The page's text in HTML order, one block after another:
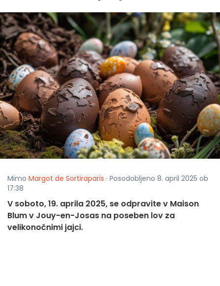
Mimo Margot de Sortiraparis · Posodobljeno 8. april 2025 ob
17:38
V soboto, 19. aprila 2025, se odpravite v Maison
Blum v Jouy-en-Josas na poseben lov za
velikonočnimi jajci.